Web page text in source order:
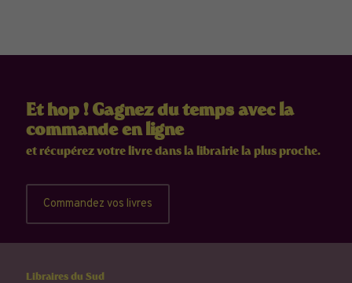
Et hop ! Gagnez du temps avec la
commande en ligne
et récupérez votre livre dans la librairie la plus proche.
Commandez vos livres
Libraires du Sud